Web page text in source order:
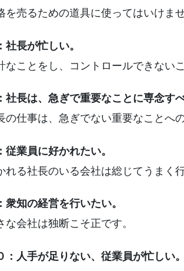
売るための道具に使ってはいけませ
長が忙しい。
ことをし、コントロールできない
長は、急ぎで重要なことに専念すべ
仕事は、急ぎでない重要なことへの
業員に好かれたい。
る社長のいる会社は総じてうまく
知の経営を行いたい。
会社は独断こそ正です。
人手が足りない、従業員が忙しい。